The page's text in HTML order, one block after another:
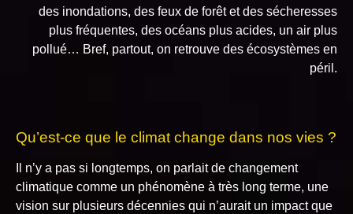
des inondations, des feux de forêt et des sécheresses
plus fréquentes, des océans plus acides, un air plus
pollué… Bref, partout, on retrouve des écosystèmes en
péril.
Qu’est-ce que le climat change dans nos vies ?
Il n’y a pas si longtemps, on parlait de changement
climatique comme un phénomène à très long terme, une
vision sur plusieurs décennies qui n’aurait un impact que